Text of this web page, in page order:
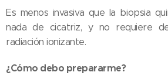
Es menos invasiva que la biopsia
nada de cicatriz, y no requiere
radiación ionizante.
¿Cómo debo prepararme?